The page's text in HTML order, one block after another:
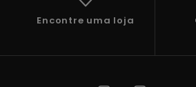
Encontre uma loja